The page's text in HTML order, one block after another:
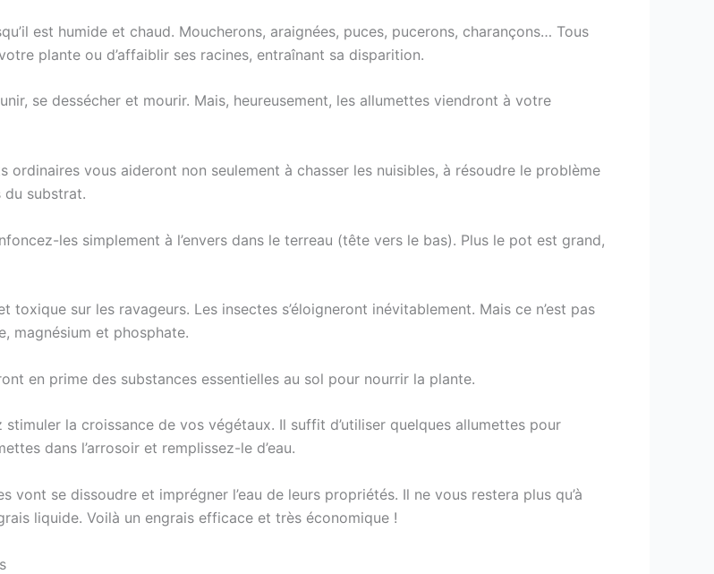
est humide et chaud. Moucherons, araignées, puces, pucerons, charançons… Tous
plante ou d’affaiblir ses racines, entraînant sa disparition.
se dessécher et mourir. Mais, heureusement, les allumettes viendront à votre
vous aideront non seulement à chasser les nuisibles, à résoudre le problème
du substrat.
les simplement à l’envers dans le terreau (tête vers le bas). Plus le pot est grand,
sur les ravageurs. Les insectes s’éloigneront inévitablement. Mais ce n’est pas
magnésium et phosphate.
en prime des substances essentielles au sol pour nourrir la plante.
la croissance de vos végétaux. Il suffit d’utiliser quelques allumettes pour
dans l’arrosoir et remplissez-le d’eau.
vont se dissoudre et imprégner l’eau de leurs propriétés. Il ne vous restera plus qu’à
liquide. Voilà un engrais efficace et très économique !